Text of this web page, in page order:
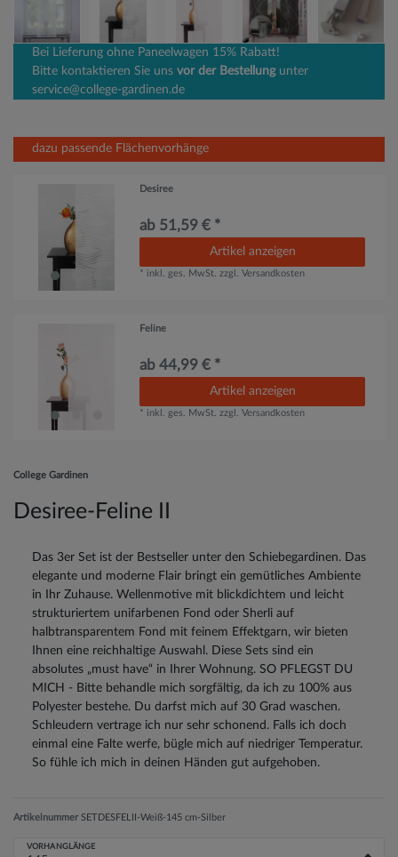
Bei Lieferung ohne Paneelwagen 15% Rabatt!
Bitte kontaktieren Sie uns vor der Bestellungunter
service@college-gardinen.de
dazu passende Flächenvorhänge
Desiree
ab 51,59 € *
Artikel anzeigen
* inkl. ges. MwSt. zzgl.Versandkosten
Feline
ab 44,99 € *
Artikel anzeigen
* inkl. ges. MwSt. zzgl.Versandkosten
College Gardinen
Desiree-Feline II
Das 3er Set ist der Bestseller unter den Schiebegardinen. Das
elegante und moderne Flair bringt ein gemütliches Ambiente
in Ihr Zuhause. Wellenmotive mit blickdichtem und leicht
strukturiertem unifarbenen Fond oder Sherli auf
halbtransparentem Fond mit feinem Effektgarn, wir bieten
Ihnen eine reichhaltige Auswahl. Diese Sets sind ein
absolutes „must have“ in Ihrer Wohnung. SO PFLEGST DU
MICH - Bitte behandle mich sorgfältig, da ich zu 100% aus
Polyester bestehe. Du darfst mich auf 30 Grad waschen.
Schleudern vertrage ich nur sehr schonend. Falls ich doch
einmal eine Falte werfe, bügle mich auf niedriger Temperatur.
So fühle ich mich in deinen Händen gut aufgehoben.
Artikelnummer SETDESFELII-Weiß-145 cm-Silber
VORHANGLÄNGE